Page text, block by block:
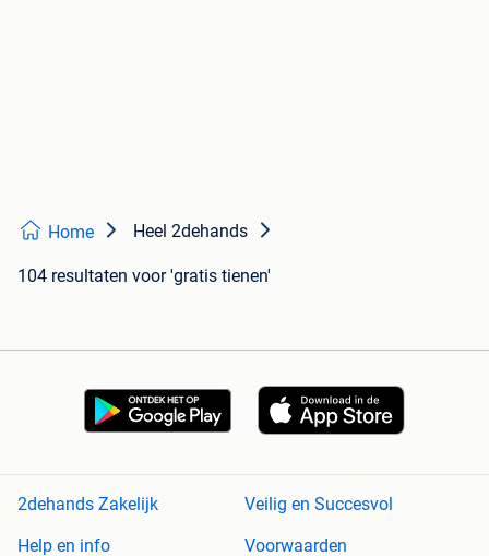
Home Heel 2dehands
104 resultaten voor 'gratis tienen'
2dehands Zakelijk
Veilig en Succesvol
Help en info
Voorwaarden